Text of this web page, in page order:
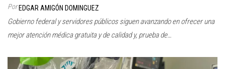
Por EDGAR AMIGÓN DOMINGUEZ
Gobierno federal y servidores públicos siguen avanzando en ofrecer una
mejor atención médica gratuita y de calidad y, prueba de…